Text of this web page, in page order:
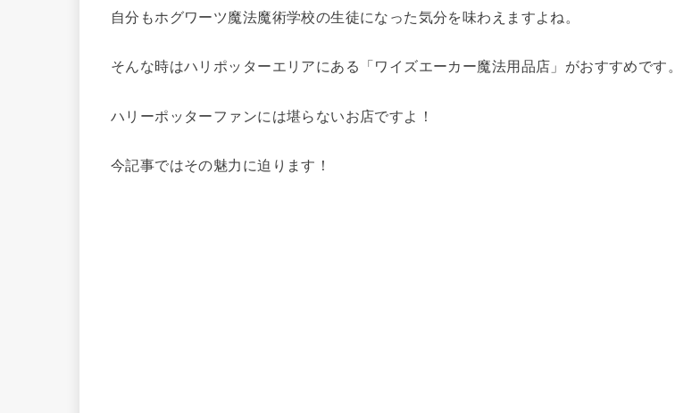
自分もホグワーツ魔法魔術学校の生徒になった気分を味わえますよね。
そんな時はハリポッターエリアにある「ワイズエーカー魔法用品店」がおすすめです。
ハリーポッターファンには堪らないお店ですよ！
今記事ではその魅力に迫ります！